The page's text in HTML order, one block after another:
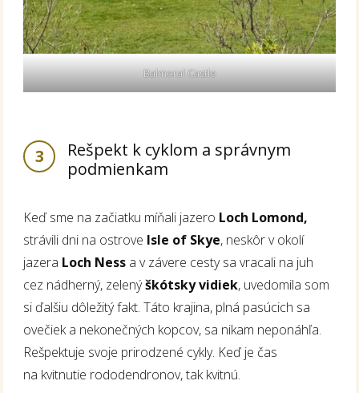
Balmoral Castle
3
Rešpekt k cyklom a správnym
podmienkam
Keď sme na začiatku míňali jazero Loch Lomond,
strávili dni na ostrove Isle of Skye, neskôr v okolí
jazera Loch Ness a v závere cesty sa vracali na juh
cez nádherný, zelenýškótsky vidiek, uvedomila som
si ďalšiu dôležitý fakt. Táto krajina, plná pasúcich sa
ovečiek a nekonečných kopcov, sa nikam neponáhľa.
Rešpektuje svoje prirodzené cykly. Keď je čas
na kvitnutie rododendronov, tak kvitnú.